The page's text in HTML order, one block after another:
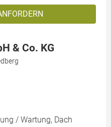
& Co. KG
/ Wartung, Dach